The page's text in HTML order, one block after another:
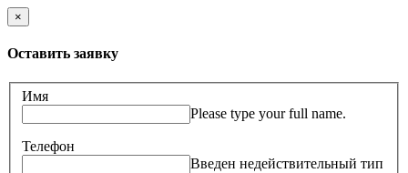
×
Оставить заявку
Имя
Please type your full name.
Телефон
Введен недействительный тип